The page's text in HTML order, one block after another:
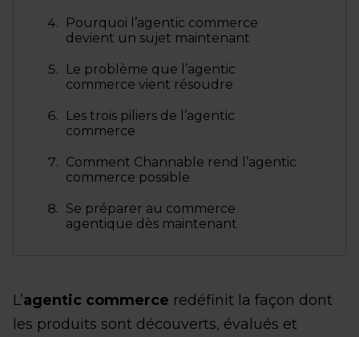
Pourquoi l’agentic commerce
devient un sujet maintenant
Le problème que l’agentic
commerce vient résoudre
Les trois piliers de l’agentic
commerce
Comment Channable rend l’agentic
commerce possible
Se préparer au commerce
agentique dès maintenant
L’agentic commerce redéfinit la façon dont
les produits sont découverts, évalués et